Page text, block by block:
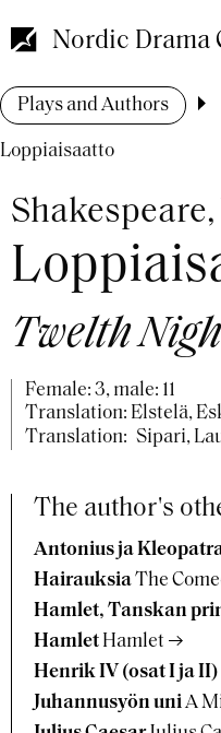
to
main
Nordic Drama
Breadcrumb
Plays and Authors
Loppiaisaatto
Twelth
Female: 3, male: 11
Translation: Elstelä,
Translation: Sipari,
The author's
Antonius ja
HairauksiaThe
Hamlet, Tanskan
Hamlet Hamlet
Henrik IV (osat I ja II)
Juhannusyön uniA